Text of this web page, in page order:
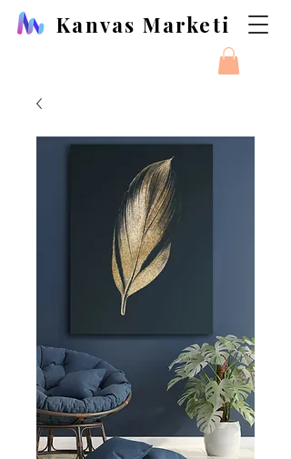
Kanvas Marketi